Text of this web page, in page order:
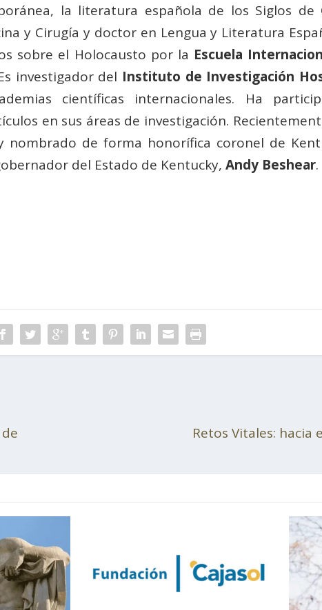
la literatura española de los Siglos
y Cirugía y doctor en Lengua y Literatura
sobre el Holocausto por la Escuela
investigador del Instituto de Investigación
científicas internacionales. Ha
en sus áreas de investigación.
nombrado de forma honorífica coronel de
del Estado de Kentucky,Andy Beshear.
Retos Vitales: hacia